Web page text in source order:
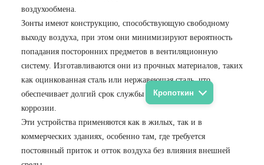
Кропоткин
воздухообмена.
Зонты имеют конструкцию, способствующую свободному
выходу воздуха, при этом они минимизируют вероятность
попадания посторонних предметов в вентиляционную
систему. Изготавливаются они из прочных материалов, таких
как оцинкованная сталь или нержавеющая сталь, что
обеспечивает долгий срок службы и устойчивость к
коррозии.
Эти устройства применяются как в жилых, так и в
коммерческих зданиях, особенно там, где требуется
постоянный приток и отток воздуха без влияния внешней